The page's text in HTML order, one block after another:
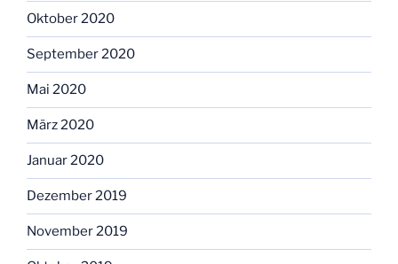
Oktober 2020
September 2020
Mai 2020
März 2020
Januar 2020
Dezember 2019
November 2019